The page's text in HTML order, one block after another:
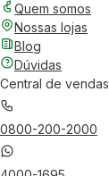
Quem somos
Nossas lojas
Blog
Dúvidas
Central de vendas
0800-200-2000